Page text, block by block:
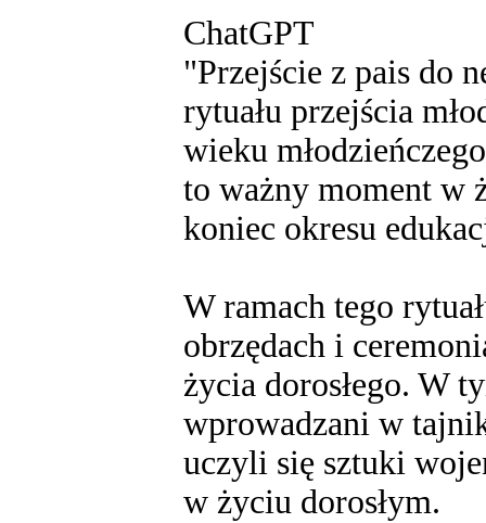
ChatGPT
"Przejście z pais do
rytuału przejścia
wieku
to ważny moment w
koniec okresu
W ramach tego
obrzędach i
życia dorosłego. W
wprowadzani w
uczyli się sztuki
w życiu dorosłym.